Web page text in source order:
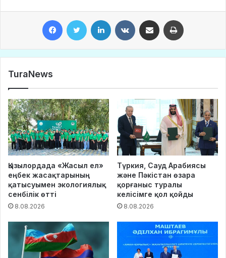
TuraNews
Қызылордада «Жасыл ел»
еңбек жасақтарының
қатысуымен экологиялық
сенбілік өтті
8.08.2026
Түркия, Сауд Арабиясы
және Пәкістан өзара
қорғаныс туралы
келісімге қол қойды
8.08.2026